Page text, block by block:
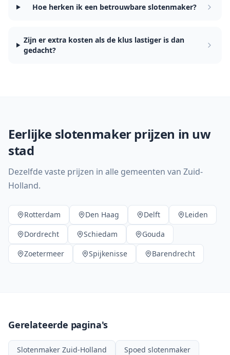
Hoe herken ik een betrouwbare slotenmaker?
Zijn er extra kosten als de klus lastiger is dan
gedacht?
Eerlijke slotenmaker prijzen in uw
stad
Dezelfde vaste prijzen in alle gemeenten van Zuid-
Holland.
Rotterdam Den Haag Delft
Leiden
Dordrecht
Schiedam
Gouda
Zoetermeer
Spijkenisse Barendrecht
Gerelateerde pagina's
Slotenmaker Zuid-Holland
Spoed slotenmaker